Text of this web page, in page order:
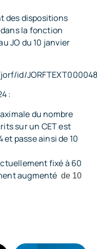
des dispositions
la fonction
JO du 10 janvier
id/
:
du nombre
sur un CET est
et passe ainsi de 10
fixé à 60
augmenté de 10